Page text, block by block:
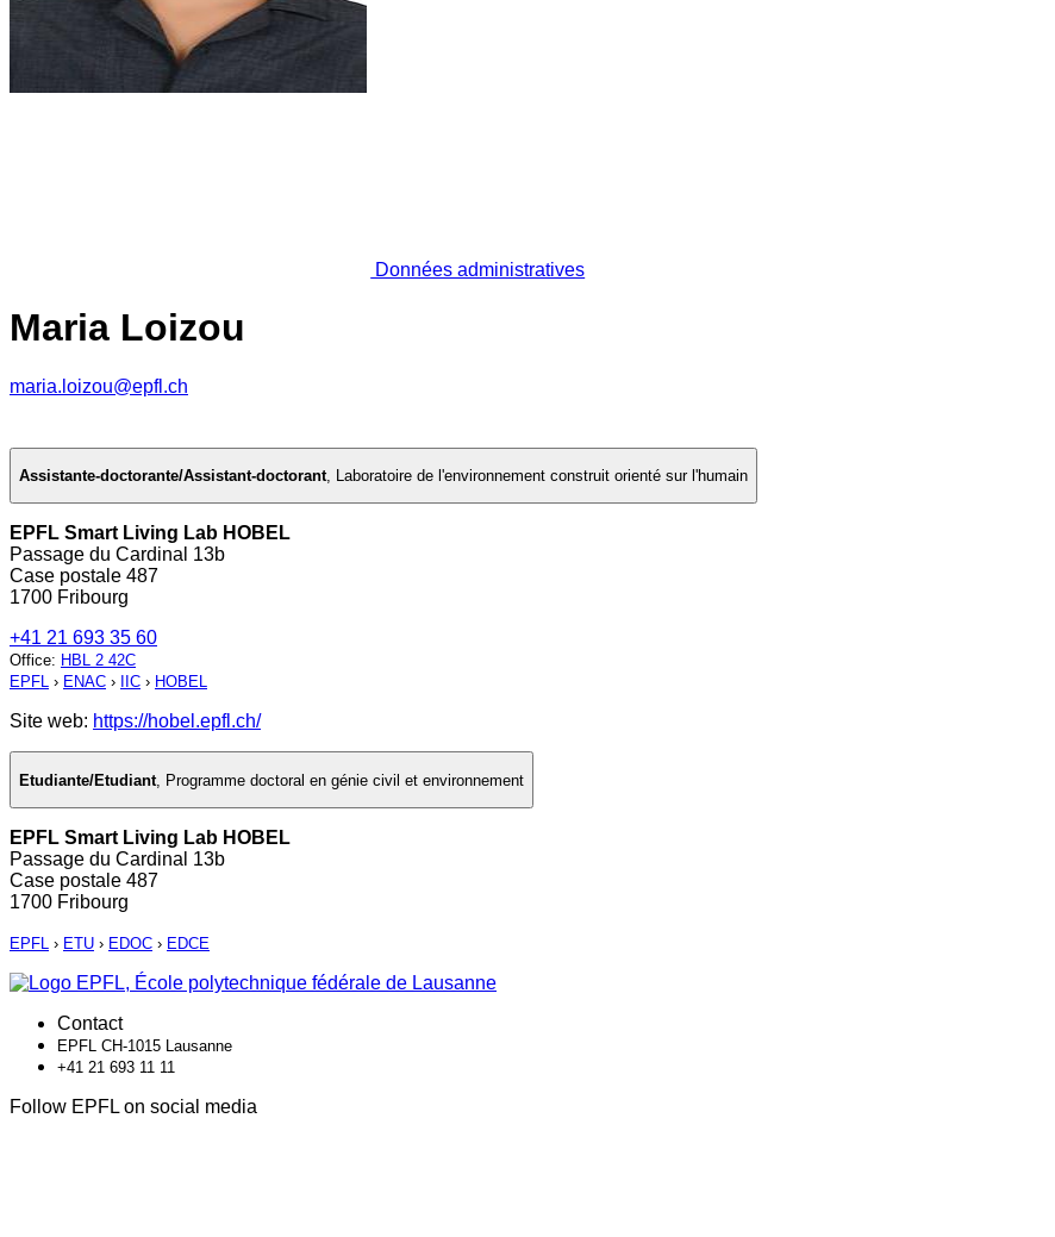
Données administratives
Maria Loizou
maria.loizou@epfl.ch
Assistante-doctorante/Assistant-doctorant, Laboratoire de l'environnement construit orienté sur l'humain
EPFL Smart Living Lab HOBEL
Passage du Cardinal 13b
Case postale 487
1700 Fribourg
+41 21 693 35 60
Office: HBL 2 42C
EPFL › ENAC › IIC › HOBEL
Site web: https://hobel.epfl.ch/
Etudiante/Etudiant Programme doctoral en génie civil et environnement
EPFL Smart Living Lab HOBEL
Passage du Cardinal 13b
Case postale 487
1700 Fribourg
EPFL › ETU › EDOC › EDCE
Contact
EPFL CH-1015 Lausanne
+41 21 693 11 11
Follow EPFL on social media